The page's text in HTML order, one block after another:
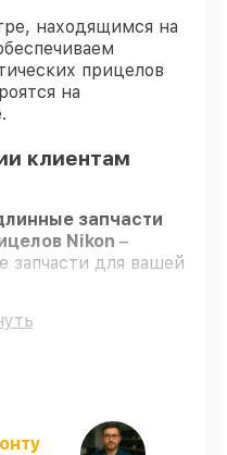
находящимся на
прицелов
на
клиентам
запчасти
Nikon –
запчасти для вашей
что
– на все ремонт